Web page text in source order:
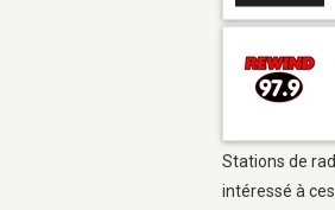
Stations de
intéressé à